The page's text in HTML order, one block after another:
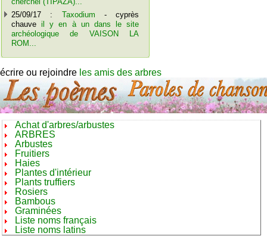
25/09/17 : Taxodium - cyprès
chauve il y en à un dans le site
archéologique de VAISON LA
ROM...
écrire ou rejoindre les amis des arbres
Achat d'arbres/arbustes
ARBRES
Arbustes
Fruitiers
Haies
Plantes d'intérieur
Plants truffiers
Rosiers
Bambous
Graminées
Liste noms français
Liste noms latins